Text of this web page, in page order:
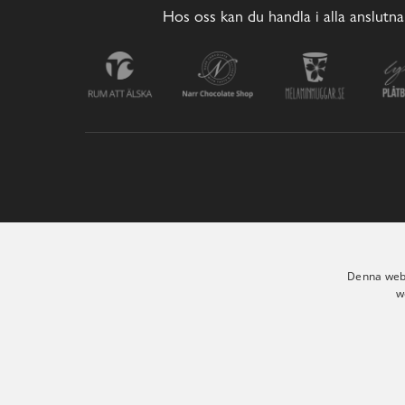
Hos oss kan du handla i alla
Denna